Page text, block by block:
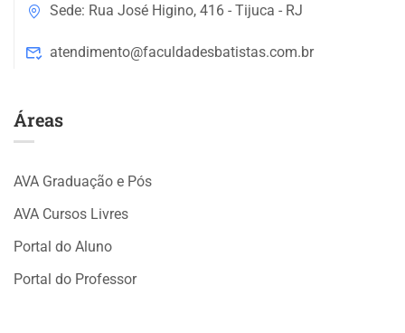
Sede: Rua José Higino, 416 - Tijuca - RJ
atendimento@faculdadesbatistas.com.br
Áreas
AVA Graduação e Pós
AVA Cursos Livres
Portal do Aluno
Portal do Professor